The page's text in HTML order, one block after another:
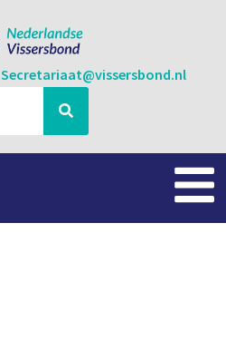
Secretariaat@vissersbond.nl